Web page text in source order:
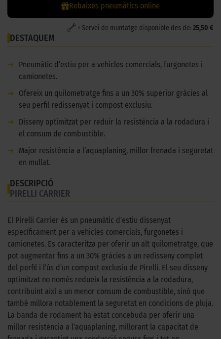
Rebaixes pneumàtics online
+ Servei de muntatge disponible des de: 25,50 €
DESTAQUEM
➜
Pneumàtic d’estiu per a vehicles comercials, furgonetes i
camionetes.
➜
Ofereix un quilometratge fins a un 30% superior gràcies al
seu perfil redissenyat i compost exclusiu.
➜
Disseny optimitzat per reduir la resistència a la rodadura i
el consum de combustible.
➜
Major resistència a l’aquaplaning, millor frenada i seguretat
en mullat.
DESCRIPCIÓ
PIRELLI CARRIER
El Pirelli Carrier és un pneumàtic d’estiu dissenyat
específicament per a vehicles comercials, furgonetes i
camionetes. Es caracteritza per oferir un alt quilometratge, que
pot augmentar fins a un 30% gràcies a un redisseny complet
del perfil i l’ús d’un compost exclusiu de Pirelli. El seu disseny
optimitzat no només redueix la resistència a la rodadura,
contribuint així a un menor consum de combustible, sinó que
també millora notablement la seguretat en condicions de pluja.
La banda de rodament ha estat concebuda per oferir una
millor resistència a l’aquaplaning, millorant la capacitat de